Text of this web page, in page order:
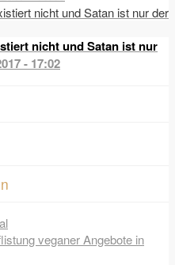
nicht und Satan ist nur
- 17:02
veganer Angebote in